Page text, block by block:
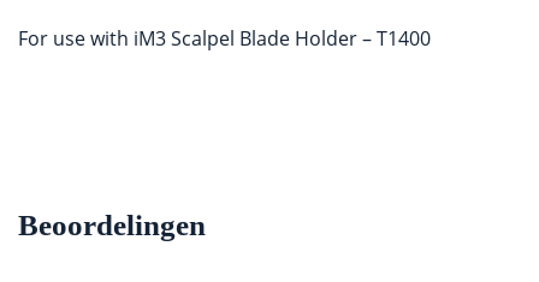
For use with iM3 Scalpel Blade Holder – T1400
Beoordelingen